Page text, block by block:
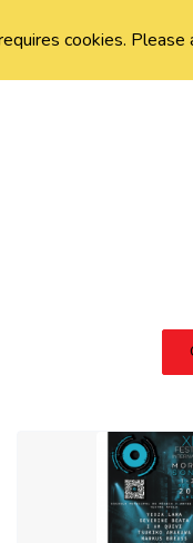
cookies.